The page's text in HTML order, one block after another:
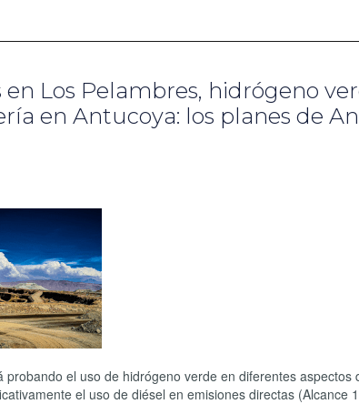
en Los Pelambres, hidrógeno
en Antucoya: los planes de
el uso de hidrógeno verde en diferentes
el uso de diésel en emisiones directas (Alcance